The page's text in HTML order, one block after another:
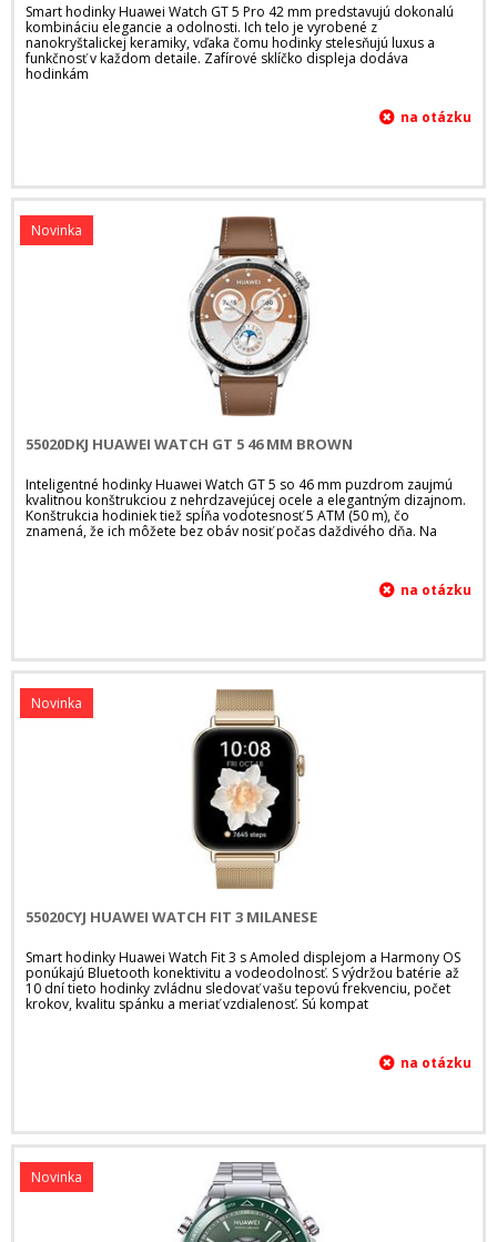
Smart hodinky Huawei Watch GT 5 Pro 42 mm predstavujú dokonalú
kombináciu elegancie a odolnosti. Ich telo je vyrobené z
nanokryštalickej keramiky, vďaka čomu hodinky stelesňujú luxus a
funkčnosť v každom detaile. Zafírové sklíčko displeja dodáva
hodinkám
55020DKJ HUAWEI WATCH GT 5 46 MM BROWN
Inteligentné hodinky Huawei Watch GT 5 so 46 mm puzdrom zaujmú
kvalitnou konštrukciou z nehrdzavejúcej ocele a elegantným dizajnom.
Konštrukcia hodiniek tiež spĺňa vodotesnosť 5 ATM (50 m), čo
znamená, že ich môžete bez obáv nosiť počas daždivého dňa. Na
Novinka
55020CYJ HUAWEI WATCH FIT 3 MILANESE
Smart hodinky Huawei Watch Fit 3 s Amoled displejom a Harmony OS
ponúkajú Bluetooth konektivitu a vodeodolnosť. S výdržou batérie až
10 dní tieto hodinky zvládnu sledovať vašu tepovú frekvenciu, počet
krokov, kvalitu spánku a meriať vzdialenosť. Sú kompat
Novinka
Novinka